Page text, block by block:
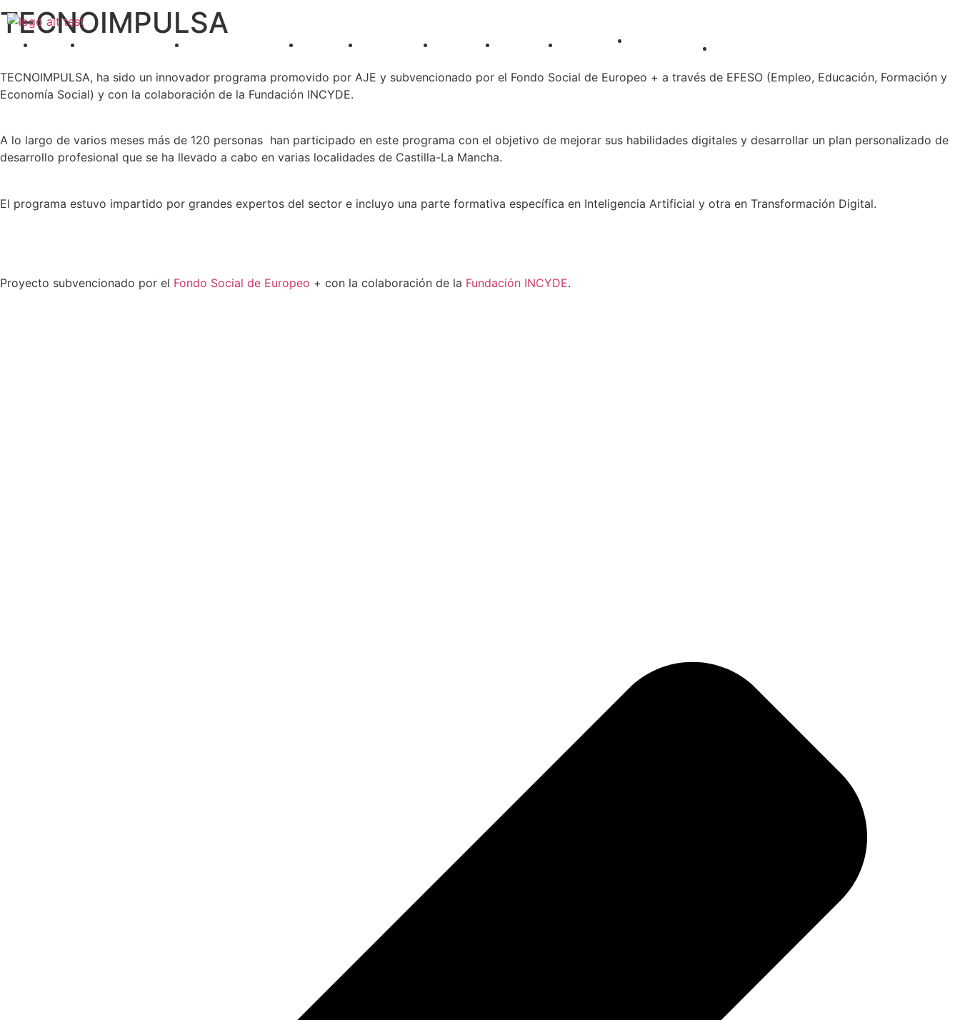
Ir
al
contenido Inicio Sobre Nosotros AJEs Provinciales Viveros Formación Eventos Noticias Contacto Aula Virtual
TECNOIMPULSA
TECNOIMPULSA, ha sido un innovador programa promovido por AJE y subvencionado por el Fondo Social de Europeo + a través de EFESO (Empleo, Educación, Formación y
Economía Social) y con la colaboración de la Fundación INCYDE.
A lo largo de varios meses más de 120 personas han participado en este programa con el objetivo de mejorar sus habilidades digitales y desarrollar un plan personalizado de
desarrollo profesional que se ha llevado a cabo en varias localidades de Castilla-La Mancha.
El programa estuvo impartido por grandes expertos del sector e incluyo una parte formativa específica en Inteligencia Artificial y otra en Transformación Digital.
Proyecto subvencionado por el Fondo Social de Europeo + con la colaboración de la Fundación INCYDE.